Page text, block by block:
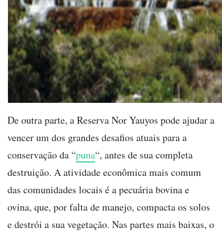
De outra parte, a Reserva Nor Yauyos pode ajudar a
vencer um dos grandes desafios atuais para a
conservação da “puna“, antes de sua completa
destruição. A atividade econômica mais comum
das comunidades locais é a pecuária bovina e
ovina, que, por falta de manejo, compacta os solos
e destrói a sua vegetação. Nas partes mais baixas, o